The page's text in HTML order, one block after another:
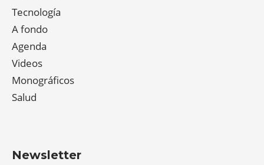
Tecnología
A fondo
Agenda
Videos
Monográficos
Salud
Newsletter